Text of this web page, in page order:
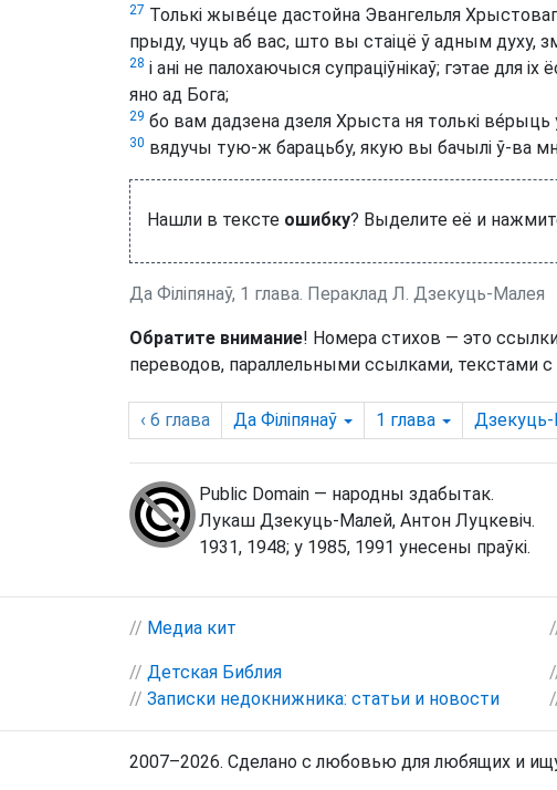
27 Толькі жыве́це дастойна Эвангельля
прыду, чуць аб вас, што вы стаіцё ў адным духу,
28 і ані не палохаючыся супраціўнікаў; гэтае для іх
яно ад Бога;
29 бо вам дадзена дзеля Хрыста ня толькі ве́рыць
30 вядучы тую-ж барацьбу, якую вы бачылі ў-ва
Нашли в тексте ошибку? Выделите её и
Да Філіпянаў, 1 глава. Пераклад Л. Дзекуць-Малея
Обратите внимание! Номера стихов — это
переводов, параллельными ссылками, текстами
‹ 6 глава Да Філіпянаў 1 глава
Public Domain — народны здабытак.
Лукаш Дзекуць-Малей, Антон Луцкевіч.
1931, 1948; у 1985, 1991 унесены праўкі.
// Медиа кит
// Детская Библия
// Записки недокнижника: статьи и новости
2007–2026. Сделано с любовью для любящих и